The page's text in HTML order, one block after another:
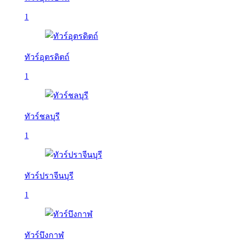
1
ทัวร์อุตรดิตถ์
1
ทัวร์ชลบุรี
1
ทัวร์ปราจีนบุรี
1
ทัวร์บึงกาฬ